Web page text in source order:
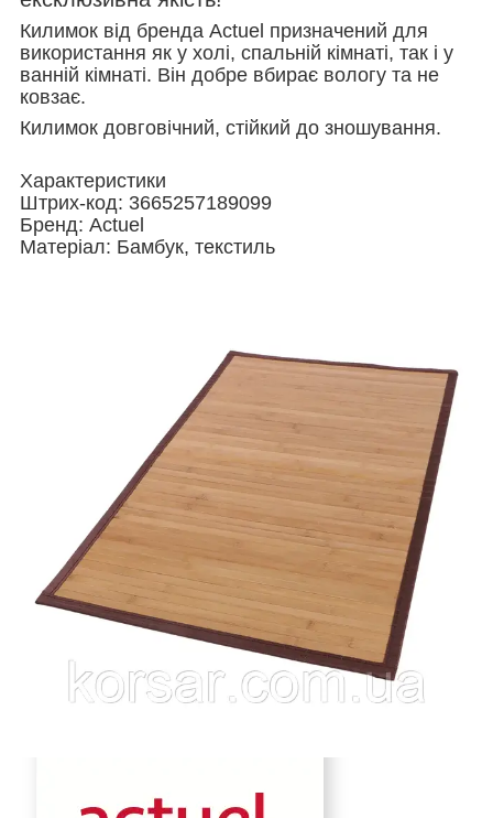
Килимок від бренда Actuel призначений для
використання як у холі, спальній кімнаті, так і у
ванній кімнаті. Він добре вбирає вологу та не
ковзає.
Килимок довговічний, стійкий до зношування.
Характеристики
Штрих-код: 3665257189099
Бренд: Actuel
Матеріал: Бамбук, текстиль